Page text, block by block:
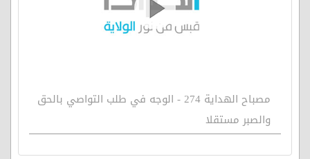
مصباح الهداية 274 - الوجه في طلب التواصي بالحق
والصبر مستقلا